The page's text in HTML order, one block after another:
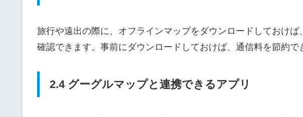
旅行や遠出の際に、オフラインマップをダウンロードしておけ
確認できます。事前にダウンロードしておけば、通信料を節約で
2.4 グーグルマップと連携できるアプリ